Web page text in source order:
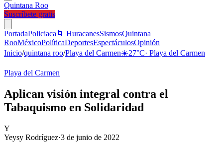
Quintana Roo
Suscríbete gratis
PortadaPoliciaca 🌀 HuracanesSismosQuintana
RooMéxicoPolíticaDeportesEspectáculosOpinión
Inicio/quintana roo/Playa del Carmen☀️27°C· Playa del Carmen
Playa del Carmen
Aplican visión integral contra el
Tabaquismo en Solidaridad
Y
Yeysy Rodríguez·3 de junio de 2022